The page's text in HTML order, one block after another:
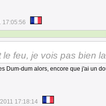
17:05:56
le feu, je vois pas bien
Dum-dum alors, encore que j'ai un
17:18:14